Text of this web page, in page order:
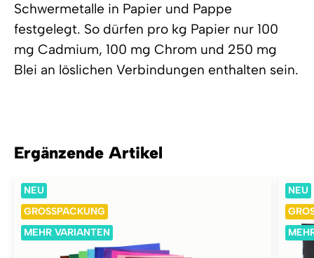
Schwermetalle in Papier und Pappe
festgelegt. So dürfen pro kg Papier nur 100
mg Cadmium, 100 mg Chrom und 250 mg
Blei an löslichen Verbindungen enthalten sein.
Ergänzende Artikel
NEU
GROSSPACKUNG
MEHR VARIANTEN
NEU